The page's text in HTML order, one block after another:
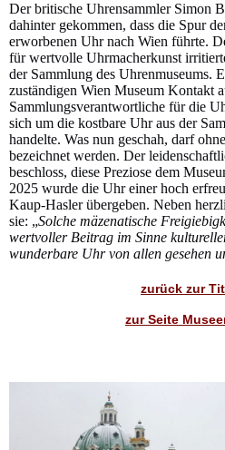
Der britische Uhrensammler Simon
dahinter gekommen, dass die Spur
erworbenen Uhr nach Wien führte.
für wertvolle Uhrmacherkunst
der Sammlung des Uhrenmuseums.
zuständigen Wien Museum Kontakt
Sammlungsverantwortliche für die
sich um die kostbare Uhr aus der
handelte. Was nun geschah, darf
bezeichnet werden. Der
beschloss, diese Preziose dem
2025 wurde die Uhr einer hoch
Kaup-Hasler übergeben. Neben
sie: „Solche mäzenatische
wertvoller Beitrag im Sinne
wunderbare Uhr von allen gesehen
zurück zur
zur Seite